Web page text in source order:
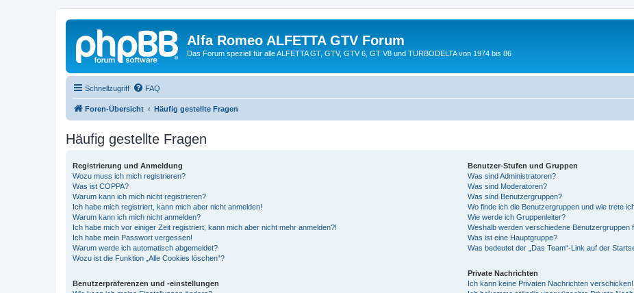
Alfa Romeo ALFETTA GTV Forum
Das Forum speziell für alle ALFETTA GT, GTV, GTV 6, GT V8 und TURBODELTA von 1974 bis 86
Schnellzugriff FAQ
Foren-Übersicht Häufig gestellte Fragen
Häufig gestellte Fragen
Registrierung und Anmeldung
Wozu muss ich mich registrieren?
Was ist COPPA?
Warum kann ich mich nicht registrieren?
Ich habe mich registriert, kann mich aber nicht anmelden!
Warum kann ich mich nicht anmelden?
Ich habe mich vor einiger Zeit registriert, kann mich aber nicht mehr anmelden?!
Ich habe mein Passwort vergessen!
Warum werde ich automatisch abgemeldet?
Wozu ist die Funktion „Alle Cookies löschen“?
Benutzerpräferenzen und -einstellungen
Benutzer-Stufen und Gruppen
Was sind Administratoren?
Was sind Moderatoren?
Was sind Benutzergruppen?
Wo finde ich die Benutzergruppen und wie trete
Wie werde ich Gruppenleiter?
Weshalb werden verschiedene Benutzergruppen
Was ist eine Hauptgruppe?
Was bedeutet der „Das Team“-Link auf der
Private Nachrichten
Ich kann keine Privaten Nachrichten verschicken!